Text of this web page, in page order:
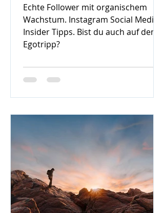
Echte Follower mit organischem
Wachstum. Instagram Social Media
Insider Tipps. Bist du auch auf dem
Egotripp?